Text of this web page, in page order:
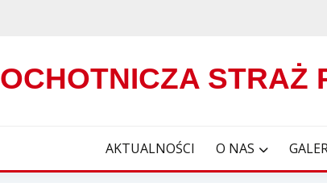
OCHOTNICZA STRAŻ
AKTUALNOŚCI O NAS